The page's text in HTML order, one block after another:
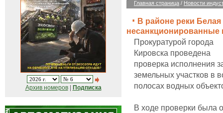
Архив номеров| Подписка
Главная страница / Новости
В районе реки
Прокуратурой города
Кировска проведена
проверка исполнения
земельных участков в
полосах водных
В ходе проверки была